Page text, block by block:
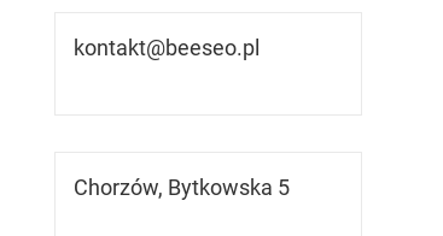
kontakt@beeseo.pl
Chorzów, Bytkowska 5